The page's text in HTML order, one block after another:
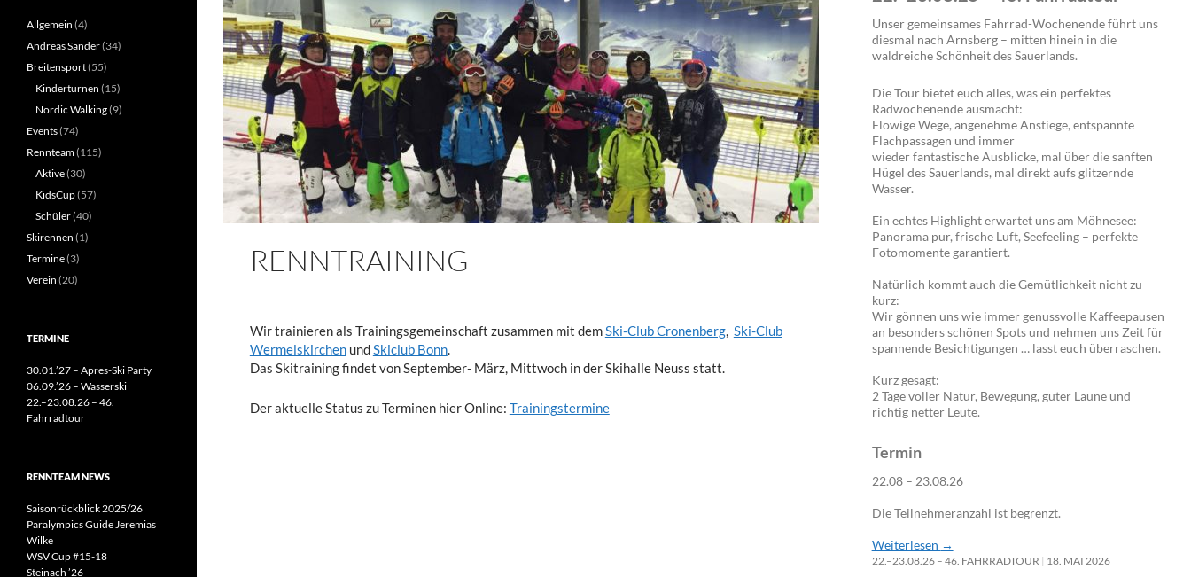
RENNTRAINING
Wir trainieren als Trainingsgemeinschaft zusammen mit demSki-Club Cronenberg, Ski-Club
WermelskirchenundSkiclub Bonn.
Das Skitraining findet von September- März, Mittwoch in der Skihalle Neuss statt.
Der aktuelle Status zu Terminen hier Online: Trainingstermine
Unser gemeinsames Fahrrad-Wochenende führt uns
diesmal nach Arnsberg – mitten hinein in die
waldreiche Schönheit des Sauerlands.
Die Tour bietet euch alles, was ein perfektes
Radwochenende ausmacht:
Flowige Wege, angenehme Anstiege, entspannte
Flachpassagen und immer
wieder fantastische Ausblicke, mal über die sanften
Hügel des Sauerlands, mal direkt aufs glitzernde
Wasser.
Ein echtes Highlight erwartet uns am Möhnesee:
Panorama pur, frische Luft, Seefeeling – perfekte
Fotomomente garantiert.
Natürlich kommt auch die Gemütlichkeit nicht zu
kurz:
Wir gönnen uns wie immer genussvolle Kaffeepausen
an besonders schönen Spots und nehmen uns Zeit für
spannende Besichtigungen … lasst euch überraschen.
Kurz gesagt:
2 Tage voller Natur, Bewegung, guter Laune und
richtig netter Leute.
Termin
22.08 – 23.08.26
Die Teilnehmeranzahl ist begrenzt.
Weiterlesen →
22.–23.08.26 – 46. FAHRRADTOUR 18. MAI 2026
Allgemein (4)
Andreas Sander(34)
Breitensport(55)
Kinderturnen (15)
Nordic Walking(9)
Events(74)
Rennteam(115)
Aktive(30)
KidsCup(57)
Schüler(40)
Skirennen (1)
Termine(3)
Verein (20)
TERMINE
30.01.’27 – Apres-Ski Party
06.09.’26 – Wasserski
22.–23.08.26 – 46.
Fahrradtour
RENNTEAM NEWS
Saisonrückblick 2025/26
Paralympics Guide Jeremias
Wilke
WSV Cup #15-18
Steinach ’26